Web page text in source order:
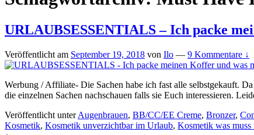
URLAUBSESSENTIALS – Ich packe
Veröffentlicht am September 19, 2018 von Ilo — 9 Kommentare ↓
Werbung / Affiliate- Die Sachen habe ich fast alle selbstgekauft.
die einzelnen Sachen nachschauen falls sie Euch interessieren.
Veröffentlicht unter Augenbrauen, BB/CC/EE Creme, Bronzer,
Kosmetik, Kosmetik unverzichtbar im Urlaub, Kosmetik was